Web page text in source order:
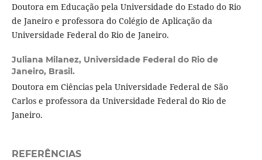
Doutora em Educação pela Universidade do Estado do Rio
de Janeiro e professora do Colégio de Aplicação da
Universidade Federal do Rio de Janeiro.
Juliana Milanez, Universidade Federal do Rio de
Janeiro, Brasil.
Doutora em Ciências pela Universidade Federal de São
Carlos e professora da Universidade Federal do Rio de
Janeiro.
REFERÊNCIAS